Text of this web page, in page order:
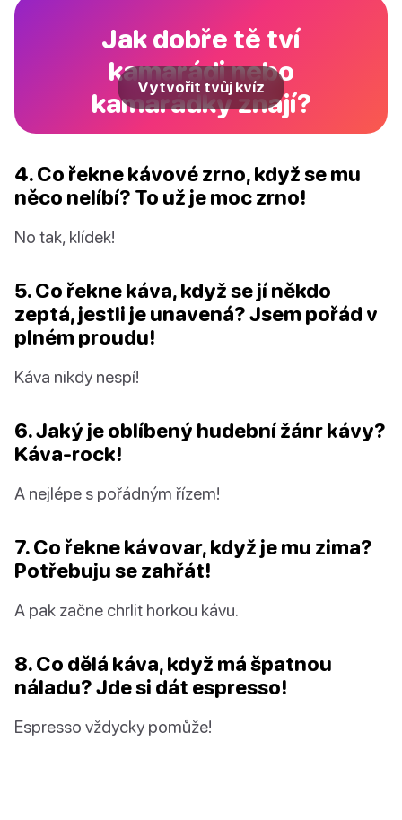
Jak dobře tě tví
kamarádi nebo
kamarádky znají?
Vytvořit tvůj kvíz
4. Co řekne kávové zrno, když se mu
něco nelíbí? To už je moc zrno!
No tak, klídek!
5. Co řekne káva, když se jí někdo
zeptá, jestli je unavená? Jsem pořád v
plném proudu!
Káva nikdy nespí!
6. Jaký je oblíbený hudební žánr kávy?
Káva-rock!
A nejlépe s pořádným řízem!
7. Co řekne kávovar, když je mu zima?
Potřebuju se zahřát!
A pak začne chrlit horkou kávu.
8. Co dělá káva, když má špatnou
náladu? Jde si dát espresso!
Espresso vždycky pomůže!